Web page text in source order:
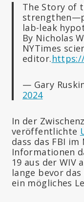
The Story of
lab-leak
By Nicholas
NYTimes
editor.
— Gary
2024
In der
veröffentlichte
dass das FBI
Informationen
19 aus der WIV
lange bevor das
ein mögliches